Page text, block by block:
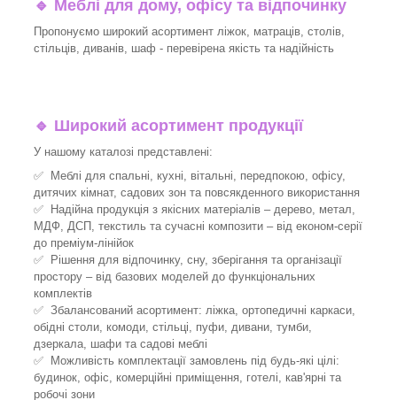
🔹 Меблі для дому, офісу та відпочинку
Пропонуємо широкий асортимент ліжок, матраців, столів,
стільців, диванів, шаф - перевірена якість та надійність
🔹 Широкий асортимент продукції
У нашому каталозі представлені:
✅ Меблі для спальні, кухні, вітальні, передпокою, офісу,
дитячих кімнат, садових зон та повсякденного використання
✅ Надійна продукція з якісних матеріалів – дерево, метал,
МДФ, ДСП, текстиль та сучасні композити – від економ-серії
до преміум-лінійок
✅ Рішення для відпочинку, сну, зберігання та організації
простору – від базових моделей до функціональних
комплектів
✅ Збалансований асортимент: ліжка, ортопедичні каркаси,
обідні столи, комоди, стільці, пуфи, дивани, тумби,
дзеркала, шафи та садові меблі
✅ Можливість комплектації замовлень під будь-які цілі:
будинок, офіс, комерційні приміщення, готелі, кав'ярні та
робочі зони